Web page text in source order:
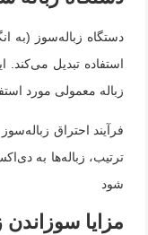
استفاده تبدیل
زباله معمولی مورد
فرآیند احتراق
ترتیب، زباله‌ها به
شود
مزایا سوزاندن